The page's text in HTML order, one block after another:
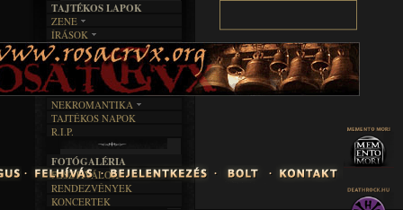
TAJTÉKOS LAPOK
ZENE
EGYÜTTESEK
INTERJÚK
FORDÍTÁSOK
DALSZÖVEGEK
ÍRÁSOK
IRODALOM
FILM
MŰVÉSZET
ÍRÁSTÖRTÉNET
BOSZORKÁNYKONYHA
FEKETE HUMOR
KÉPES
SZÖVEGES
RENDEZVÉNYEK
NEKROMANTIKA
AKTUÁLIS
A MÚLT
TAJTÉKOS NAPOK
R.I.P.
FOTÓGALÉRIA
FESZTIVÁLOK
RENDEZVÉNYEK
KONCERTEK